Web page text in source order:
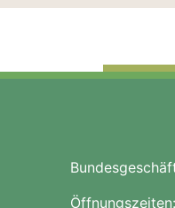
Öffnungszeiten: